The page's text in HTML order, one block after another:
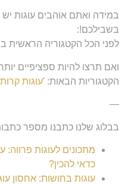
במידה ואתם אוהבים עוגות יש
בשבילכם!:
לפני הכל הקטגוריה הראשית
ואם תרצו להיות ספציפיים
הקטגוריות הבאות: 'עוגות קרות
—
בבלוג שלנו כתבנו מספר
מתכונים לעוגות פרווה:
כדאי להכין?
עוגות בחושות: אחסון